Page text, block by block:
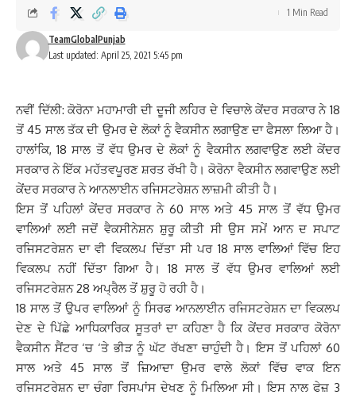
Last updated: April 25, 2021 5:45 pm
TeamGlobalPunjab
1 Min Read
ਨਵੀਂ ਦਿੱਲੀ: ਕੋਰੋਨਾ ਮਹਾਮਾਰੀ ਦੀ ਦੂਜੀ ਲਹਿਰ ਦੇ ਵਿਚਾਲੇ ਕੇਂਦਰ ਸਰਕਾਰ ਨੇ 18
ਤੋਂ 45 ਸਾਲ ਤੱਕ ਦੀ ਉਮਰ ਦੇ ਲੋਕਾਂ ਨੂੰ ਵੈਕਸੀਨ ਲਗਾਉਣ ਦਾ ਫੈਸਲਾ ਲਿਆ ਹੈ।
ਹਾਲਾਂਕਿ, 18 ਸਾਲ ਤੋਂ ਵੱਧ ਉਮਰ ਦੇ ਲੋਕਾਂ ਨੂੰ ਵੈਕਸੀਨ ਲਗਵਾਉਣ ਲਈ ਕੇਂਦਰ
ਸਰਕਾਰ ਨੇ ਇੱਕ ਮਹੱਤਵਪੂਰਣ ਸ਼ਰਤ ਰੱਖੀ ਹੈ। ਕੋਰੋਨਾ ਵੈਕਸੀਨ ਲਗਵਾਉਣ ਲਈ
ਕੇਂਦਰ ਸਰਕਾਰ ਨੇ ਆਨਲਾਈਨ ਰਜਿਸਟਰੇਸ਼ਨ ਲਾਜ਼ਮੀ ਕੀਤੀ ਹੈ।
ਇਸ ਤੋਂ ਪਹਿਲਾਂ ਕੇਂਦਰ ਸਰਕਾਰ ਨੇ 60 ਸਾਲ ਅਤੇ 45 ਸਾਲ ਤੋਂ ਵੱਧ ਉਮਰ
ਵਾਲਿਆਂ ਲਈ ਜਦੋਂ ਵੈਕਸੀਨੇਸ਼ਨ ਸ਼ੁਰੂ ਕੀਤੀ ਸੀ ਉਸ ਸਮੇਂ ਆਨ ਦ ਸਪਾਟ
ਰਜਿਸਟਰੇਸ਼ਨ ਦਾ ਵੀ ਵਿਕਲਪ ਦਿੱਤਾ ਸੀ ਪਰ 18 ਸਾਲ ਵਾਲਿਆਂ ਵਿੱਚ ਇਹ
ਵਿਕਲਪ ਨਹੀਂ ਦਿੱਤਾ ਗਿਆ ਹੈ। 18 ਸਾਲ ਤੋਂ ਵੱਧ ਉਮਰ ਵਾਲਿਆਂ ਲਈ
ਰਜਿਸਟਰੇਸ਼ਨ 28 ਅਪ੍ਰੈਲ ਤੋਂ ਸ਼ੁਰੂ ਹੋ ਰਹੀ ਹੈ।
18 ਸਾਲ ਤੋਂ ਉਪਰ ਵਾਲਿਆਂ ਨੂੰ ਸਿਰਫ ਆਨਲਾਈਨ ਰਜਿਸਟਰੇਸ਼ਨ ਦਾ ਵਿਕਲਪ
ਦੇਣ ਦੇ ਪਿੱਛੇ ਆਧਿਕਾਰਿਕ ਸੂਤਰਾਂ ਦਾ ਕਹਿਣਾ ਹੈ ਕਿ ਕੇਂਦਰ ਸਰਕਾਰ ਕੋਰੋਨਾ
ਵੈਕਸੀਨ ਸੈਂਟਰ ‘ਚ ‘ਤੇ ਭੀੜ ਨੂੰ ਘੱਟ ਰੱਖਣਾ ਚਾਹੁੰਦੀ ਹੈ। ਇਸ ਤੋਂ ਪਹਿਲਾਂ 60
ਸਾਲ ਅਤੇ 45 ਸਾਲ ਤੋਂ ਜ਼ਿਆਦਾ ਉਮਰ ਵਾਲੇ ਲੋਕਾਂ ਵਿੱਚ ਵਾਕ ਇਨ
ਰਜਿਸਟਰੇਸ਼ਨ ਦਾ ਚੰਗਾ ਰਿਸਪਾਂਸ ਦੇਖਣ ਨੂੰ ਮਿਲਿਆ ਸੀ। ਇਸ ਨਾਲ ਫੇਜ਼ 3